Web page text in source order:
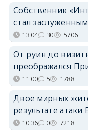
Собственник
стал
13:04 30 5706
От руин до
преображался
11:00 5 1788
Двое мирных
результате
10:36 0 7218